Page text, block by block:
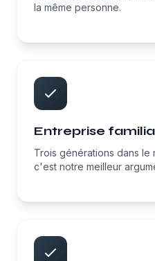
la même personne.
Entreprise
Trois générations dans le
c'est notre meilleur